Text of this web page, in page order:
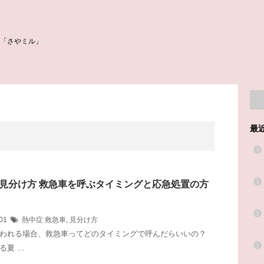
さやミル」
分け方 救急車を呼ぶタイミングと応急処置の方
熱中症 救急車, 見分け方
れる場合、救急車ってどのタイミングで呼んだらいいの？
夏 …
最